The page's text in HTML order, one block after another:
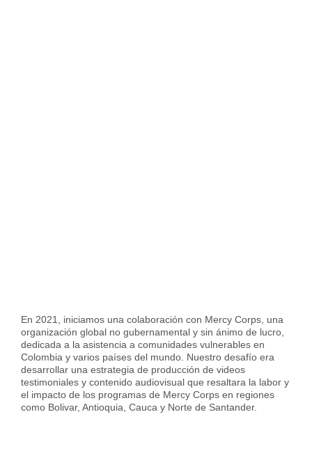
En 2021, iniciamos una colaboración con Mercy Corps, una
organización global no gubernamental y sin ánimo de lucro,
dedicada a la asistencia a comunidades vulnerables en
Colombia y varios países del mundo. Nuestro desafío era
desarrollar una estrategia de producción de videos
testimoniales y contenido audiovisual que resaltara la labor y
el impacto de los programas de Mercy Corps en regiones
como Bolivar, Antioquia, Cauca y Norte de Santander.